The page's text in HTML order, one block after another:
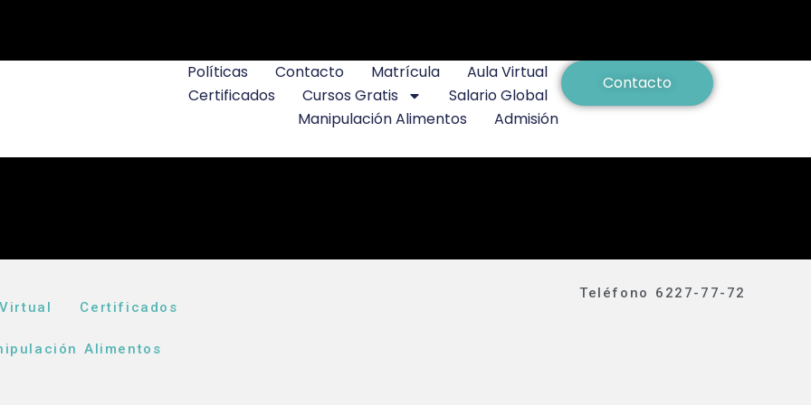
Políticas Contacto Matrícula
Aula Virtual
Certificados
Cursos Gratis
Salario Global
Manipulación Alimentos
Admisión
Contacto
Certificados
Alimentos
Teléfono 6227-77-72